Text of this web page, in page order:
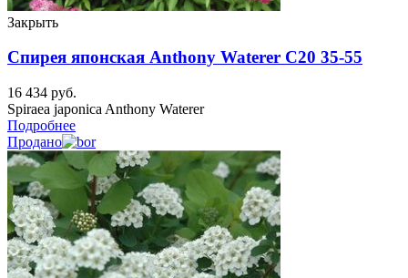
Закрыть
Спирея японская Anthony Waterer C20 35-55
16 434 руб.
Spiraea japonica Anthony Waterer
Подробнее
Продано